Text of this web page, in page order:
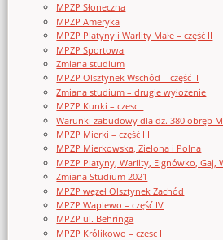
MPZP Słoneczna
MPZP Ameryka
MPZP Platyny i Warlity Małe – część II
MPZP Sportowa
Zmiana studium
MPZP Olsztynek Wschód – część II
Zmiana studium – drugie wyłożenie
MPZP Kunki – czesc I
Warunki zabudowy dla dz. 380 obręb
MPZP Mierki – część III
MPZP Mierkowska, Zielona i Polna
MPZP Platyny, Warlity, Elgnówko, Gaj,
Zmiana Studium 2021
MPZP węzeł Olsztynek Zachód
MPZP Waplewo – część IV
MPZP ul. Behringa
MPZP Królikowo – czesc I